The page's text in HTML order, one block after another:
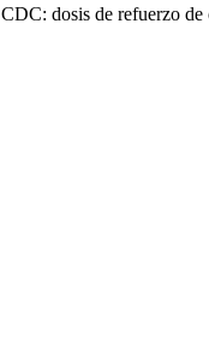
CDC: dosis de refuerzo